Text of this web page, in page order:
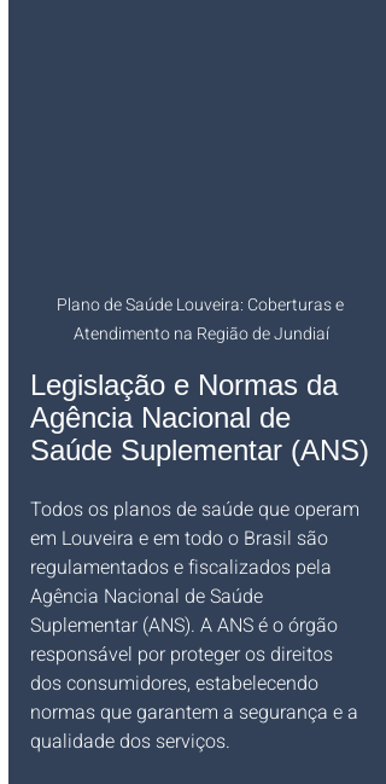
Plano de Saúde Louveira: Coberturas e
Atendimento na Região de Jundiaí
Legislação e Normas da
Agência Nacional de
Saúde Suplementar (ANS)
Todos os planos de saúde que operam
em Louveira e em todo o Brasil são
regulamentados e fiscalizados pela
Agência Nacional de Saúde
Suplementar (ANS). A ANS é o órgão
responsável por proteger os direitos
dos consumidores, estabelecendo
normas que garantem a segurança e a
qualidade dos serviços.